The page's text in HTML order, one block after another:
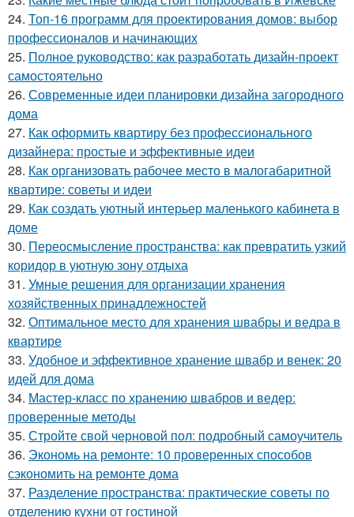
24. Топ-16 программ для проектирования домов: выбор
профессионалов и начинающих
25. Полное руководство: как разработать дизайн-проект
самостоятельно
26. Современные идеи планировки дизайна загородного
дома
27. Как оформить квартиру без профессионального
дизайнера: простые и эффективные идеи
28. Как организовать рабочее место в малогабаритной
квартире: советы и идеи
29. Как создать уютный интерьер маленького кабинета в
доме
30. Переосмысление пространства: как превратить узкий
коридор в уютную зону отдыха
31. Умные решения для организации хранения
хозяйственных принадлежностей
32. Оптимальное место для хранения швабры и ведра в
квартире
33. Удобное и эффективное хранение швабр и венек: 20
идей для дома
34. Мастер-класс по хранению швабров и ведер:
проверенные методы
35. Стройте свой черновой пол: подробный самоучитель
36. Экономь на ремонте: 10 проверенных способов
сэкономить на ремонте дома
37. Разделение пространства: практические советы по
отделению кухни от гостиной